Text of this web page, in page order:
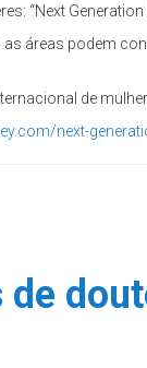
“Next Generation
áreas podem
de
next-